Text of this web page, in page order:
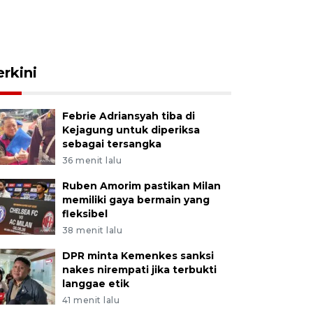
Febrie Adriansyah tiba di
Kejagung untuk diperiksa
sebagai tersangka
36 menit lalu
Ruben Amorim pastikan Milan
memiliki gaya bermain yang
fleksibel
38 menit lalu
DPR minta Kemenkes sanksi
nakes nirempati jika terbukti
langgae etik
41 menit lalu